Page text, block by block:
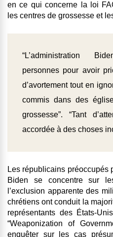
en ce qui concerne la loi
les centres de grossesse et
“L’administration
personnes pour avoir
d’avortement tout en
commis dans des
grossesse”. “Tant
accordée à des choses
Les républicains préoccupés
Biden se concentre sur
l’exclusion apparente des
chrétiens ont conduit la
représentants des États-
“Weaponization of
enquêter sur les cas